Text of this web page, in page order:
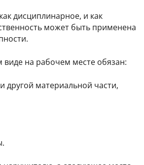
дисциплинарное, и как
может быть применена
на рабочем месте обязан:
материальной части,